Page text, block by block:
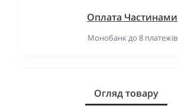
Оплата Частинами
Монобанк до 8 платежів
Огляд товару